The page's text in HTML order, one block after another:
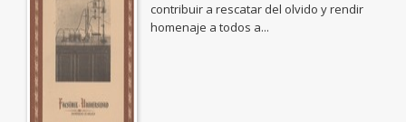
Colecciones cerradas
Fuera de colección
Institucional
contribuir a rescatar del olvido y rendir
homenaje a todos a...